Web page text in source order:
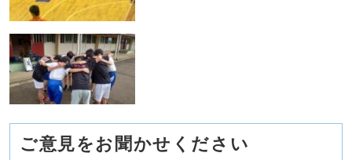
ご意見をお聞かせください